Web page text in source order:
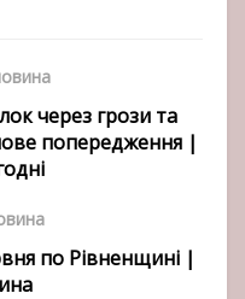
через грози та
попередження |
по Рівненщині |